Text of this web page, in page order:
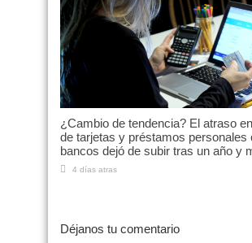
¿Cambio de tendencia? El atraso
de tarjetas y préstamos personales
bancos dejó de subir tras un año y
4 días atras
Déjanos tu comentario